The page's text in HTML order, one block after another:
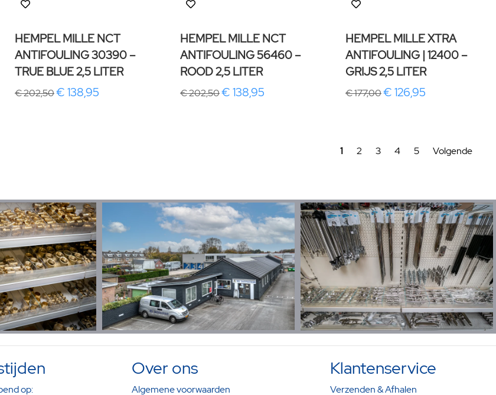
HEMPEL MILLE NCT
ANTIFOULING 30390 –
TRUE BLUE 2,5 LITER
€ 202,50€ 138,95
HEMPEL MILLE NCT
ANTIFOULING 56460 –
ROOD 2,5 LITER
€ 202,50€ 138,95
HEMPEL MILLE XTRA
ANTIFOULING | 12400 –
GRIJS 2,5 LITER
€ 177,00€ 126,95
1 2 3 4 5 Volgende
op:
Over ons
Algemene voorwaarden
Klantenservice
Verzenden & Afhalen